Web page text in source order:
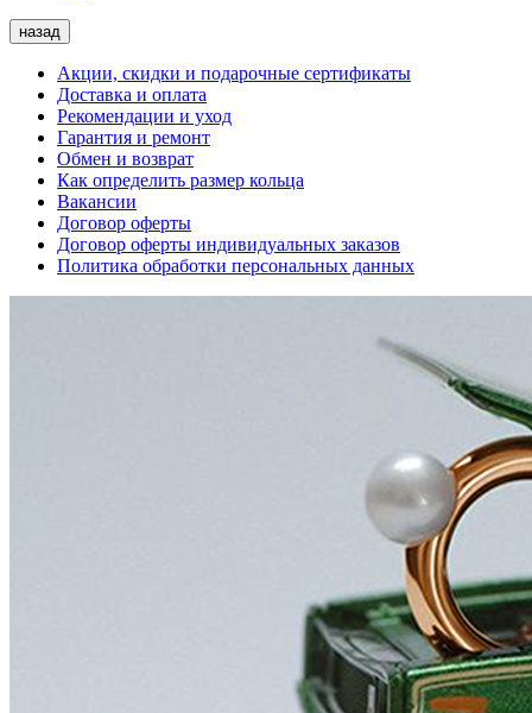
назад
Акции, скидки и подарочные сертификаты
Доставка и оплата
Рекомендации и уход
Гарантия и ремонт
Обмен и возврат
Как определить размер кольца
Вакансии
Договор оферты
Договор оферты индивидуальных заказов
Политика обработки персональных данных